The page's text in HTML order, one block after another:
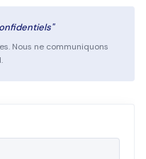
Nous ne communiquons